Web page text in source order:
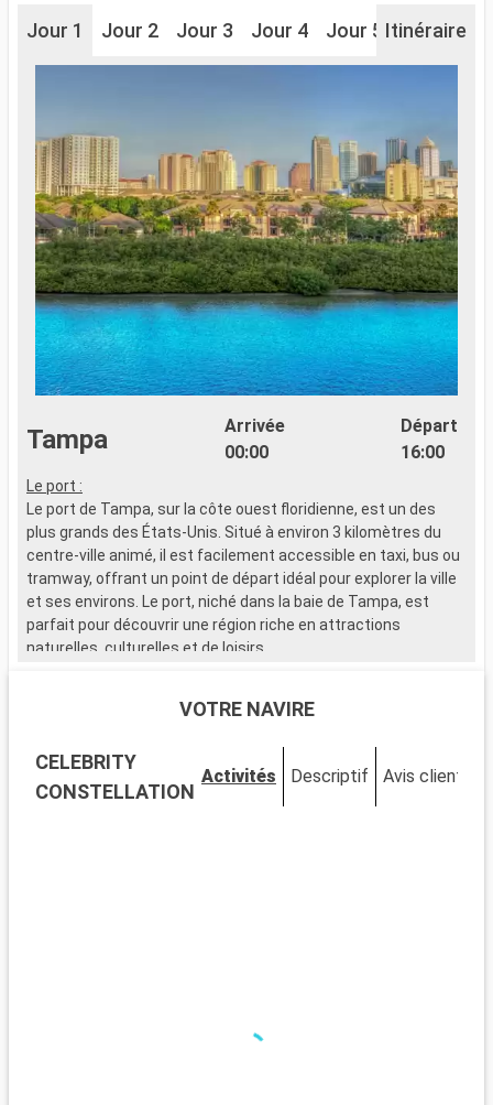
Jour 1 Jour 2 Jour 3 Jour 4 Jour 5 Jour 6
Itinéraire
Tampa
Arrivée
00:00
Départ
16:00
Le port :
Le port de Tampa, sur la côte ouest floridienne, est un des
plus grands des États-Unis. Situé à environ 3 kilomètres du
centre-ville animé, il est facilement accessible en taxi, bus ou
tramway, offrant un point de départ idéal pour explorer la ville
et ses environs. Le port, niché dans la baie de Tampa, est
parfait pour découvrir une région riche en attractions
naturelles, culturelles et de loisirs.
Tampa est un mélange vibrant de culture, d'histoire et de
célèbre pour ses anciennes fabriques de cigares et son
ambiance nocturne. Le Tampa Riverwalk, longeant la rivière,
relie diverses attractions, dont le Florida Aquarium, et est
national de Myakka River, à environ 100 kilomètres, attire les
VOTRE NAVIRE
CELEBRITY
CONSTELLATION
Activités Descriptif Avis clients